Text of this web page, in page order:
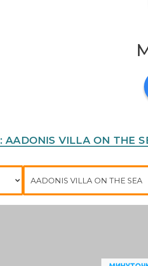
в отель AADONIS VILLA
VILLA ON THE SEA Privat
VILLA ON THE